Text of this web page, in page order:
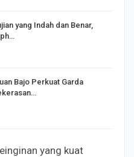
yang Indah dan Benar,
Bajo Perkuat Garda
yang kuat